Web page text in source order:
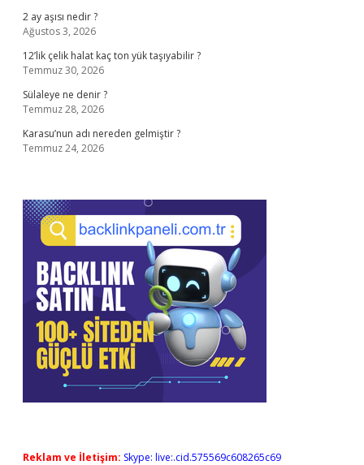
2 ay aşısı nedir ?
Ağustos 3, 2026
12’lik çelik halat kaç ton yük taşıyabilir ?
Temmuz 30, 2026
Sülaleye ne denir ?
Temmuz 28, 2026
Karasu’nun adı nereden gelmiştir ?
Temmuz 24, 2026
Reklam ve İletişim: Skype: live:.cid.575569c608265c69